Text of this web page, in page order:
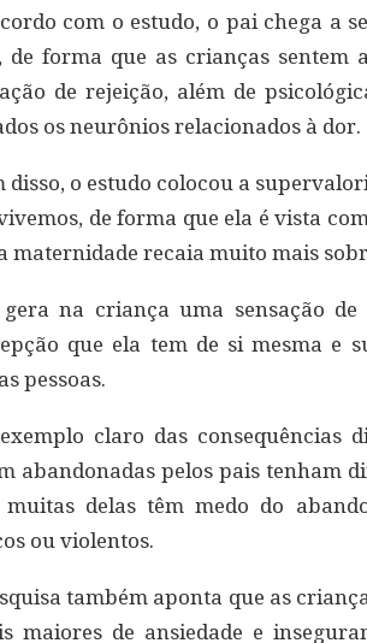
com o estudo, o pai chega a
de forma que as crianças
de rejeição, além de
os neurônios relacionados à dor.
disso, o estudo colocou a
de forma que ela é vista
maternidade recaia muito mais
gera na criança uma sensação
que ela tem de si mesma e
pessoas.
claro das consequências
abandonadas pelos pais tenham
muitas delas têm medo do
ou violentos.
também aponta que as
maiores de ansiedade e